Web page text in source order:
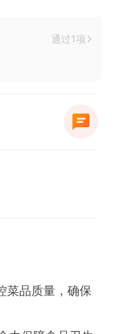
通过1项
菜品质量，确保